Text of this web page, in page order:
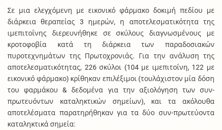
Σε μια ελεγχόμενη με εικονικό φάρμακο δοκιμή πεδίου με
διάρκεια θεραπείας 3 ημερών, η αποτελεσματικότητα της
ιμεπιτοΐνης διερευνήθηκε σε σκύλους διαγνωσμένους με
κροτοφοβία κατά τη διάρκεια των παραδοσιακών
πυροτεχνημάτων της Πρωτοχρονιάς. Για την ανάλυση της
αποτελεσματικότητας, 226 σκύλοι (104 με ιμεπιτοΐνη, 122 με
εικονικό φάρμακο) κρίθηκαν επιλέξιμοι (τουλάχιστον μία δόση
του φαρμάκου & δεδομένα για την αξιολόγηση των συν-
πρωτευόντων καταληκτικών σημείων), και τα ακόλουθα
αποτελέσματα παρατηρήθηκαν για τα δύο συν-πρωτεύοντα
καταληκτικά σημεία: